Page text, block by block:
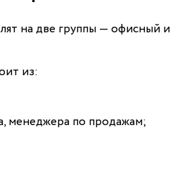
на две группы — офисный и
из:
менеджера по продажам;